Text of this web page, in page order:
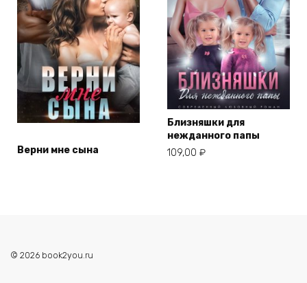
Верни мне сына
Близняшки для
нежданного папы
109,00 ₽
© 2026 book2you.ru